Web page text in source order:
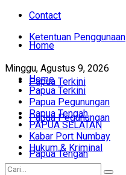
Contact
Ketentuan Penggunaan
Minggu, Agustus 9, 2026
Home
Papua Terkini
Papua Pegunungan
Papua Tengah
Home
Papua Terkini
Papua Pegunungan
Papua Tengah
PAPUA SELATAN
Kabar Port Numbay
Hukum & Kriminal